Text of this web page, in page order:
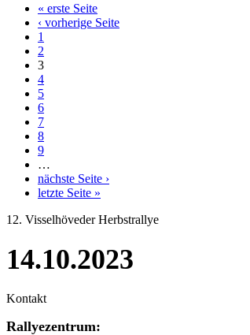
« erste Seite
‹ vorherige Seite
1
2
3
4
5
6
7
8
9
…
nächste Seite ›
letzte Seite »
12. Visselhöveder Herbstrallye
14.10.2023
Kontakt
Rallyezentrum: